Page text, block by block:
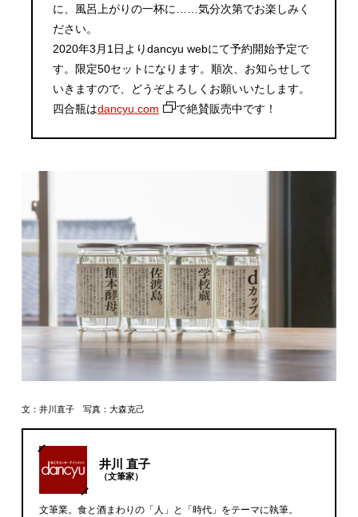
に、風呂上がりの一杯に……気分次第でお楽しみく
ださい。
2020年3月1日よりdancyu webにて予約開始予定で
す。限定50セットになります。順次、お知らせして
いきますので、どうぞよろしくお願いいたします。
四合瓶はdancyu.com で絶賛販売中です！
文：井川直子 写真：大森克己
井川 直子
（文筆家）
文筆業。食と酒まわりの「人」と「時代」をテーマに執筆。